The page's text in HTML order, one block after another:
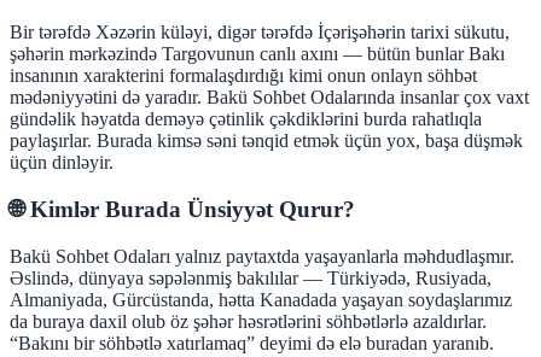
Bir tərəfdə Xəzərin küləyi, digər tərəfdə İçərişəhərin tarixi sükutu,
şəhərin mərkəzində Targovunun canlı axını — bütün bunlar Bakı
insanının xarakterini formalaşdırdığı kimi onun onlayn söhbət
mədəniyyətini də yaradır. Bakü Sohbet Odalarında insanlar çox vaxt
gündəlik həyatda deməyə çətinlik çəkdiklərini burda rahatlıqla
paylaşırlar. Burada kimsə səni tənqid etmək üçün yox, başa düşmək
üçün dinləyir.
🌐 Kimlər Burada Ünsiyyət Qurur?
Bakü Sohbet Odaları yalnız paytaxtda yaşayanlarla məhdudlaşmır.
Əslində, dünyaya səpələnmiş bakılılar — Türkiyədə, Rusiyada,
Almaniyada, Gürcüstanda, hətta Kanadada yaşayan soydaşlarımız
da buraya daxil olub öz şəhər həsrətlərini söhbətlərlə azaldırlar.
“Bakını bir söhbətlə xatırlamaq” deyimi də elə buradan yaranıb.